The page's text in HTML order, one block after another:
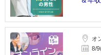
オ
8/